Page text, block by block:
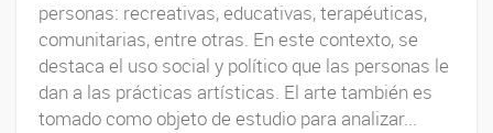
personas: recreativas, educativas, terapéuticas,
comunitarias, entre otras. En este contexto, se
destaca el uso social y político que las personas le
dan a las prácticas artísticas. El arte también es
tomado como objeto de estudio para analizar...